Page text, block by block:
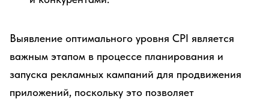
Выявление оптимального уровня CPI является
важным этапом в процессе планирования и
запуска рекламных кампаний для продвижения
приложений, поскольку это позволяет